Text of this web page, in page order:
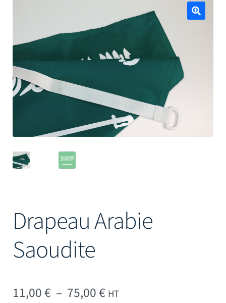
Drapeau Arabie
Saoudite
11,00€ – 75,00€Plage de prix : 11,00 €
HT